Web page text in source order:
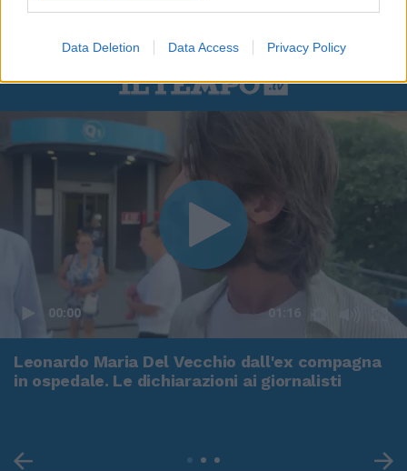
Data Deletion Data Access Privacy Policy
00:00 01:16
Leonardo Maria Del Vecchio dall'ex compagna
in ospedale. Le dichiarazioni ai giornalisti